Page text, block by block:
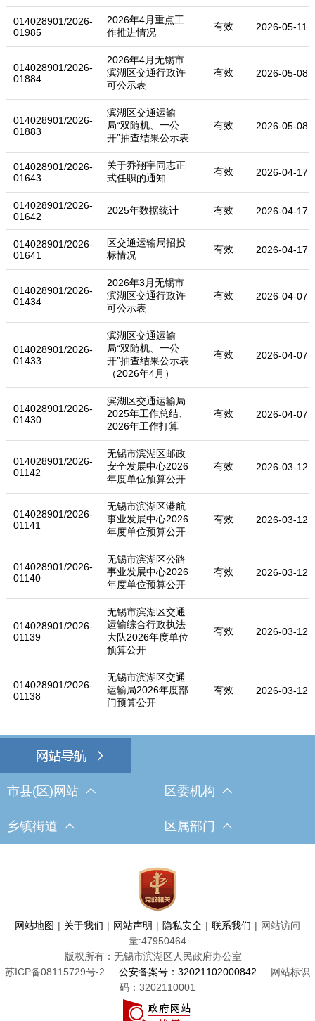
014028901/2026-
01985
2026年4月重点工
作推进情况
有效 2026-05-11
014028901/2026-
01884
2026年4月无锡市
滨湖区交通行政许
可公示表
有效 2026-05-08
014028901/2026-
01883
滨湖区交通运输
局“双随机、一公
开”抽查结果公示表
有效 2026-05-08
014028901/2026-
01643
关于乔翔宇同志正
式任职的通知
有效 2026-04-17
014028901/2026-
01642
2025年数据统计 有效 2026-04-17
014028901/2026-
01641
区交通运输局招投
标情况
有效 2026-04-17
014028901/2026-
01434
2026年3月无锡市
滨湖区交通行政许
可公示表
有效 2026-04-07
014028901/2026-
01433
滨湖区交通运输
局“双随机、一公
开”抽查结果公示表
（2026年4月）
有效 2026-04-07
014028901/2026-
01430
滨湖区交通运输局
2025年工作总结、
2026年工作打算
有效 2026-04-07
014028901/2026-
01142
无锡市滨湖区邮政
安全发展中心2026
年度单位预算公开
有效 2026-03-12
014028901/2026-
01141
无锡市滨湖区港航
事业发展中心2026
年度单位预算公开
有效 2026-03-12
014028901/2026-
01140
无锡市滨湖区公路
事业发展中心2026
年度单位预算公开
有效 2026-03-12
014028901/2026-
01139
无锡市滨湖区交通
运输综合行政执法
大队2026年度单位
预算公开
有效 2026-03-12
014028901/2026-
01138
无锡市滨湖区交通
运输局2026年度部
门预算公开
有效 2026-03-12
市县(区)网站 区委机构
乡镇街道 区属部门
网站地图 | 关于我们 | 网站声明 | 隐私安全 | 联系我们 | 网站访问
量:47950464
版权所有：无锡市滨湖区人民政府办公室
苏ICP备08115729号-2
公安备案号：32021102000842
网站标识
码：3202110001